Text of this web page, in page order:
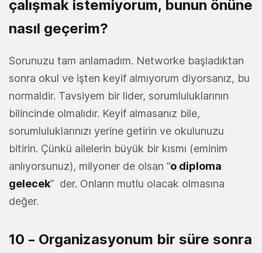
çalışmak istemiyorum, bunun önüne
nasıl geçerim?
Sorunuzu tam anlamadım. Networke başladıktan
sonra okul ve işten keyif almıyorum diyorsanız, bu
normaldir. Tavsiyem bir lider, sorumluluklarının
bilincinde olmalıdır. Keyif almasanız bile,
sorumluluklarınızı yerine getirin ve okulunuzu
bitirin. Çünkü ailelerin büyük bir kısmı (eminim
anlıyorsunuz), milyoner de olsan “o diploma
gelecek” der. Onların mutlu olacak olmasına
değer.
10 – Organizasyonum bir süre sonra